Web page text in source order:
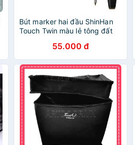
Bút marker hai đầu ShinHan
Touch Twin màu lẻ tông đất
55.000 đ